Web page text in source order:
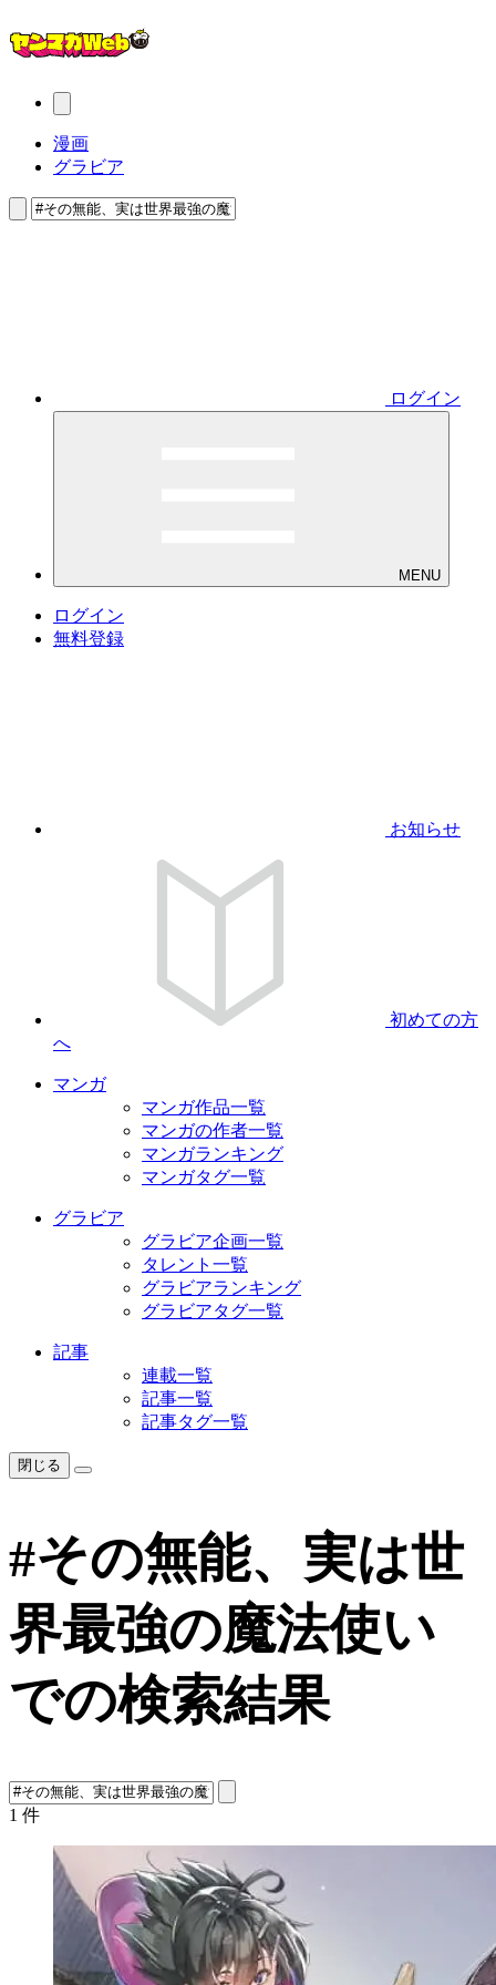
漫画
グラビア
ログイン
MENU
ログイン
無料登録
お知らせ
初めての方
へ
マンガ
マンガ作品一覧
マンガの作者一覧
マンガランキング
マンガタグ一覧
グラビア
グラビア企画一覧
タレント一覧
グラビアランキング
グラビアタグ一覧
記事
連載一覧
記事一覧
記事タグ一覧
閉じる
#その無能、実は世
界最強の魔法使い
での検索結果
1 件